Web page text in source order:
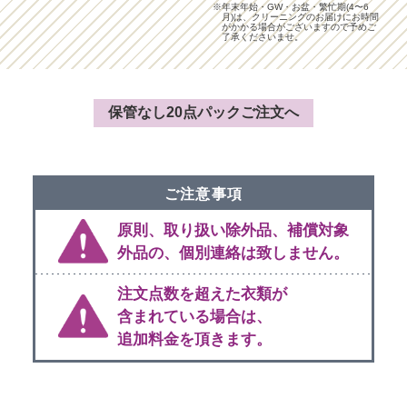
※年末年始・GW・お盆・繁忙期(4〜6
月)は、クリーニングのお届けにお時間
がかかる場合がございますので予めご
了承くださいませ。
保管なし20点パックご注文へ
ご注意事項
原則、取り扱い除外品、補償対象
外品の、個別連絡は致しません。
注文点数を超えた衣類が
含まれている場合は、
追加料金を頂きます。